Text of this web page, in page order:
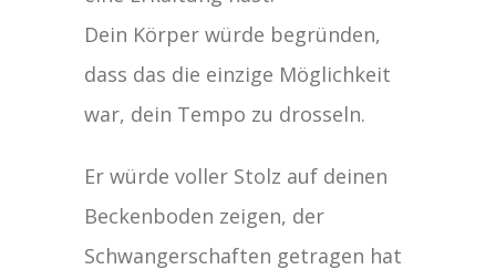
Dein Körper würde begründen,
dass das die einzige Möglichkeit
war, dein Tempo zu drosseln.
Er würde voller Stolz auf deinen
Beckenboden zeigen, der
Schwangerschaften getragen hat